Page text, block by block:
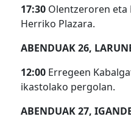
17:30 Olentzeroren
Herriko Plazara.
ABENDUAK 26,
12:00 Erregeen
ikastolako pergolan.
ABENDUAK 27,